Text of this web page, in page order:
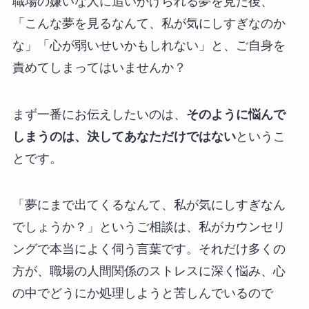
「こんな夢を見るなんて、私が気にしすぎなのか
な」「心が弱いせいかもしれない」と、ご自身を
責めてしまってはいませんか？
まず一番にお伝えしたいのは、 そのように悩んで
しまうのは、決してあなただけではないというこ
とです。
「夢にまで出てくるなんて、私が気にしすぎなん
でしょうか？」というご相談は、私がカウンセリ
ングで本当によく伺う言葉です。それだけ多くの
方が、職場の人間関係のストレスに深く悩み、心
の中でどうにか処理しようと苦しんでいるので